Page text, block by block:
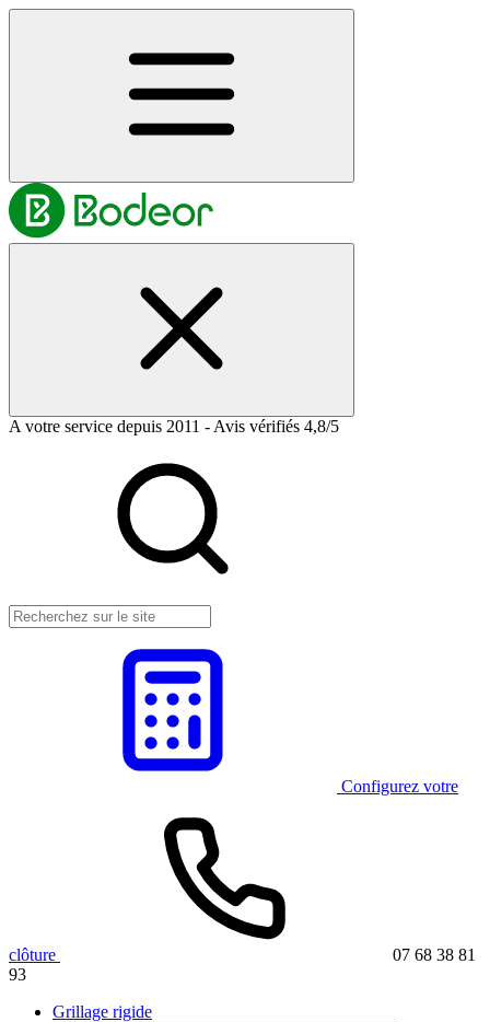
A votre service depuis 2011 - Avis vérifiés 4,8/5
Configurez votre
clôture
07 68 38 81
93
Grillage rigide